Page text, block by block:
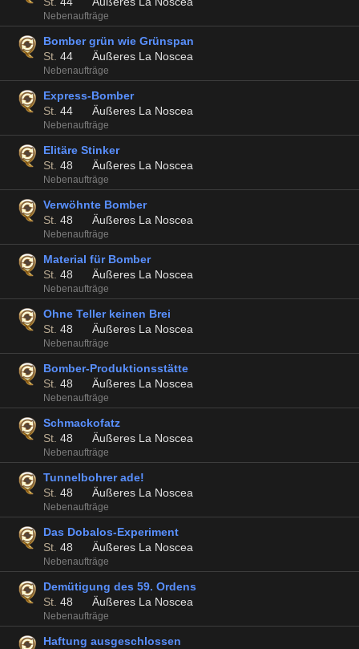
Nebenaufträge
Bomber grün wie Grünspan
St. 44 Äußeres La Noscea
Nebenaufträge
Express-Bomber
St. 44 Äußeres La Noscea
Nebenaufträge
Elitäre Stinker
St. 48 Äußeres La Noscea
Nebenaufträge
Verwöhnte Bomber
St. 48 Äußeres La Noscea
Nebenaufträge
Material für Bomber
St. 48 Äußeres La Noscea
Nebenaufträge
Ohne Teller keinen Brei
St. 48 Äußeres La Noscea
Nebenaufträge
Bomber-Produktionsstätte
St. 48 Äußeres La Noscea
Nebenaufträge
Schmackofatz
St. 48 Äußeres La Noscea
Nebenaufträge
Tunnelbohrer ade!
St. 48 Äußeres La Noscea
Nebenaufträge
Das Dobalos-Experiment
St. 48 Äußeres La Noscea
Nebenaufträge
Demütigung des 59. Ordens
St. 48 Äußeres La Noscea
Nebenaufträge
Haftung ausgeschlossen